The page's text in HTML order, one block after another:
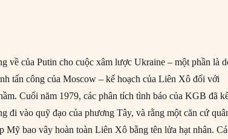
về của Putin cho cuộc xâm lược Ukraine – một phần là
tấn công của Moscow – kế hoạch của Liên Xô đối với
Cuối năm 1979, các phân tích tình báo của KGB đã
đi vào quỹ đạo của phương Tây, và rằng một căn cứ
Mỹ bao vây hoàn toàn Liên Xô bằng tên lửa hạt nhân.